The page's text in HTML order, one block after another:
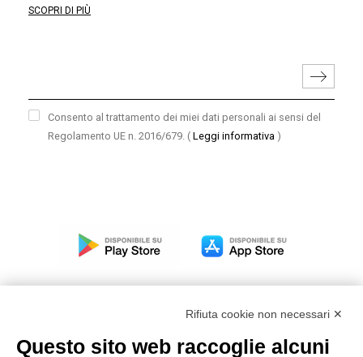
SCOPRI DI PIÙ
Consento al trattamento dei miei dati personali ai sensi del
Regolamento UE n. 2016/679. ( Leggi informativa )
Modello organizzativo, gestione e controllo – D. lgs.
Rifiuta cookie non necessari ✕
Questo sito web raccoglie alcuni